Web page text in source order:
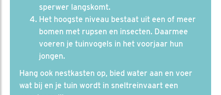
sperwer langskomt.
Het hoogste niveau bestaat uit een of meer
bomen met rupsen en insecten. Daarmee
voeren je tuinvogels in het voorjaar hun
jongen.
Hang ook nestkasten op, bied water aan en voer
wat bij en je tuin wordt in sneltreinvaart een